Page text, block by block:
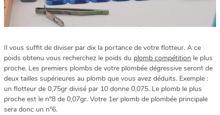
Il vous suffit de diviser par dix la portance de votre flotteur. A ce
poids obtenu vous recherchez le poids du plomb compétition le plus
proche. Les premiers plombs de votre plombée dégressive seront de
deux tailles supérieures au plomb que vous avez déduits. Exemple :
un flotteur de 0,75gr divisé par 10 donne 0,075. Le plomb le plus
proche est le n°8 de 0,07gr. Votre 1er plomb de plombée principale
sera donc un n°6.